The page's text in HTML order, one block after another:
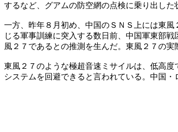
するなど、グアムの防空網の点検に乗り出した
一方、昨年８月初め、中国のＳＮＳ上には東
じる軍事訓練に突入する数日前、中国軍東部
風２７であるとの推測を生んだ。東風２７の実
東風２７のような極超音速ミサイルは、低高
システムを回避できると言われている。中国